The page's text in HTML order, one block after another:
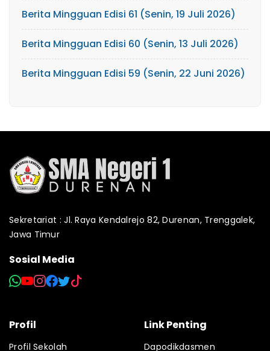
Berita Mingguan Edisi 61 (Senin, 19 Juli 2026)
Berita Mingguan Edisi 60 (Senin, 13 Juli 2026)
Berita Mingguan Edisi 59 (Senin, 22 Juni 2026)
Sekretariat : Jl. Raya Kendalrejo 82, Durenan, Trenggalek,
Jawa Timur
Sosial Media
Profil
Profil Sekolah
Link Penting
Dapodikdasmen